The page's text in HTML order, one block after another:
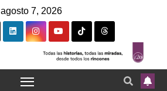
agosto 7, 2026